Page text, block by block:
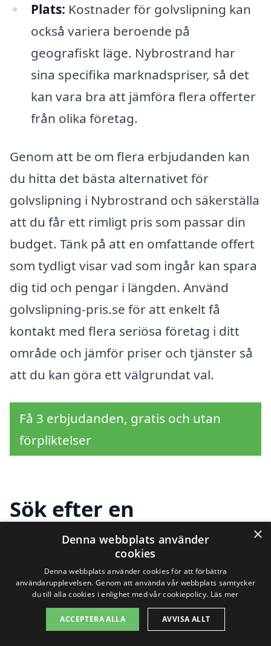
Plats: Kostnader för golvslipning kan
också variera beroende på
geografiskt läge. Nybrostrand har
sina specifika marknadspriser, så det
kan vara bra att jämföra flera offerter
från olika företag.
Genom att be om flera erbjudanden kan
du hitta det bästa alternativet för
golvslipning i Nybrostrand och säkerställa
att du får ett rimligt pris som passar din
budget. Tänk på att en omfattande offert
som tydligt visar vad som ingår kan spara
dig tid och pengar i längden. Använd
golvslipning-pris.se för att enkelt få
kontakt med flera seriösa företag i ditt
område och jämför priser och tjänster så
att du kan göra ett välgrundat val.
Få 3 erbjudanden, gratis och utan
förpliktelser
Sök efter en
professionell för
golvslipning i andra
städer nära
Nybrostrand
×
Denna webbplats använder
cookies
Denna webbplats använder cookies för att förbättra
användarupplevelsen. Genom att använda vår webbplats samtycker
du till alla cookies i enlighet med vår cookiepolicy. Läs mer
ACCEPTERA ALLA AVVISA ALLT